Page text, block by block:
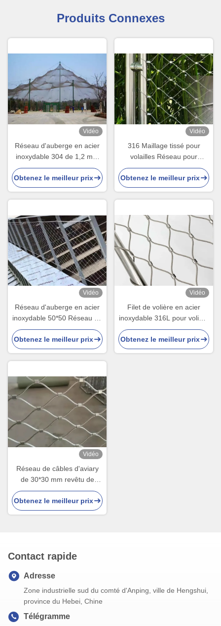
Produits Connexes
Vidéo
Réseau d'auberge en acier
inoxydable 304 de 1,2 mm
pour oiseaux
Obtenez le meilleur prix
Vidéo
316 Maillage tissé pour
volailles Réseau pour
volailles
Obtenez le meilleur prix
Vidéo
Réseau d'auberge en acier
inoxydable 50*50 Réseau de
corde
Obtenez le meilleur prix
Vidéo
Filet de volière en acier
inoxydable 316L pour volière
à oiseaux
Obtenez le meilleur prix
Vidéo
Réseau de câbles d'aviary
de 30*30 mm revêtu de
PVC, de poids léger, de 1,5
mm de diamètre pour les
cages d'oiseaux
Obtenez le meilleur prix
Contact rapide
Adresse
Zone industrielle sud du comté d'Anping, ville de Hengshui,
province du Hebei, Chine
Télégramme